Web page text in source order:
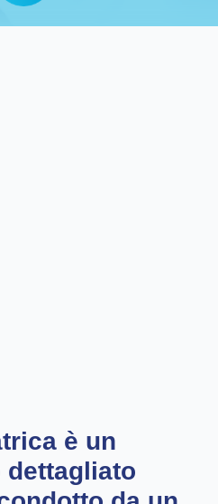
è un
dettagliato